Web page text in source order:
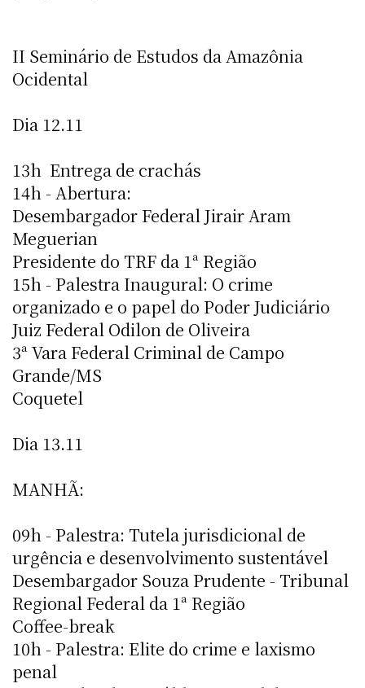
II Seminário de Estudos da Amazônia
Ocidental
Dia 12.11
13h  Entrega de crachás
14h - Abertura:
Desembargador Federal Jirair Aram
Meguerian
Presidente do TRF da 1ª Região
15h - Palestra Inaugural: O crime
organizado e o papel do Poder Judiciário
Juiz Federal Odilon de Oliveira
3ª Vara Federal Criminal de Campo
Grande/MS
Coquetel
Dia 13.11
MANHÃ:
09h - Palestra: Tutela jurisdicional de
urgência e desenvolvimento sustentável
Desembargador Souza Prudente - Tribunal
Regional Federal da 1ª Região
Coffee-break
10h - Palestra: Elite do crime e laxismo
penal